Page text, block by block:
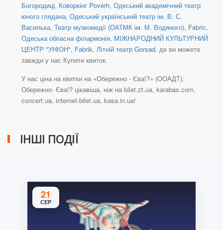
Богородиці, Коворкінг Poverh, Одеський академічний театр
юного глядача, Одеський український театр ім. В. С.
Василька, Театр музкомедії (ОАТМК ім. М. Водяного), Fabric,
Одеська обласна філармонія, МІЖНАРОДНИЙ КУЛЬТУРНИЙ
ЦЕНТР "УНІОН", Fabrik, Літній театр Gorsad, де ви можете
завжди у нас Купити квиток.
У нас ціна на квитки на «Обережно - Єва!?» (ООАДТ):
Обережно- Єва!? цікавіша, ніж на bilet.zt.ua, karabas.com,
concert.ua, internet-bilet.ua, kasa.in.ua!
ІНШІ ПОДІЇ
21
СЕР